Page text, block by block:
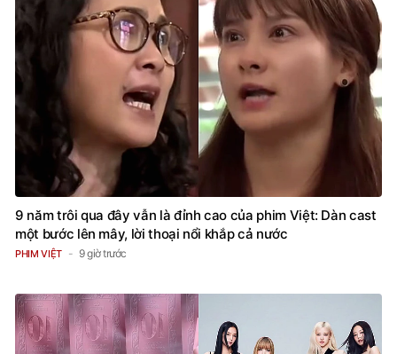
9 năm trôi qua đây vẫn là đỉnh cao của phim Việt: Dàn cast
một bước lên mây, lời thoại nổi khắp cả nước
PHIM VIỆT 9 giờ trước